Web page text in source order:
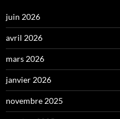
juin 2026
avril 2026
mars 2026
janvier 2026
novembre 2025